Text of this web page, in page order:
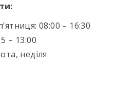
08:00 – 16:30
– 13:00
неділя